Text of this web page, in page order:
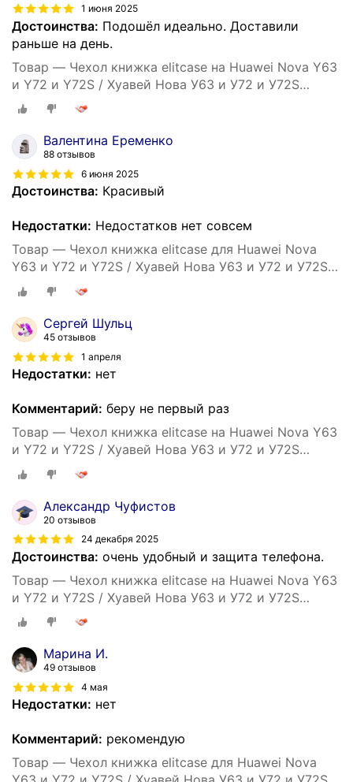
1 июня 2025
Достоинства: Подошёл идеально. Доставили
раньше на день.
Товар — Чехол книжка elitcase на Huawei Nova Y63
и Y72 и Y72S / Хуавей Нова У63 и У72 и У72S
(Черная)
Валентина Еременко
88 отзывов
6 июня 2025
Достоинства: Красивый
Недостатки: Недостатков нет совсем
Товар — Чехол книжка elitcase для Huawei Nova
Y63 и Y72 и Y72S / Хуавей Нова У63 и У72 и У72S
(Тёмно-фиолетовая)
Сергей Шульц
45 отзывов
1 апреля
Недостатки: нет
Комментарий: беру не первый раз
Товар — Чехол книжка elitcase на Huawei Nova Y63
и Y72 и Y72S / Хуавей Нова У63 и У72 и У72S
(Черная)
Александр Чуфистов
20 отзывов
24 декабря 2025
Достоинства: очень удобный и защита телефона.
Товар — Чехол книжка elitcase на Huawei Nova Y63
и Y72 и Y72S / Хуавей Нова У63 и У72 и У72S
(Черная)
Марина И.
49 отзывов
4 мая
Недостатки: нет
Комментарий: рекомендую
Товар — Чехол книжка elitcase для Huawei Nova